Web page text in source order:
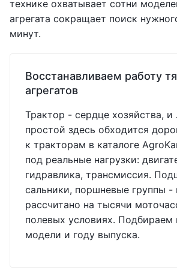
технике охватывает сотни
агрегата сокращает поиск
минут.
Восстанавливаем работу
агрегатов
Трактор - сердце хозяйства, и
простой здесь обходится
к тракторам в каталоге
под реальные нагрузки:
гидравлика, трансмиссия.
сальники, поршневые группы -
рассчитано на тысячи
полевых условиях. Подбираем
модели и году выпуска.